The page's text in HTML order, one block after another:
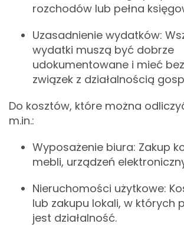
rozchodów lub pełna
Uzasadnienie wydatków:
wydatki muszą być dobrze
udokumentowane i mieć
związek z działalnością
Do kosztów, które można
m.in.:
Wyposażenie biura: Zakup
mebli, urządzeń
Nieruchomości użytkowe:
lub zakupu lokali, w których
jest działalność.